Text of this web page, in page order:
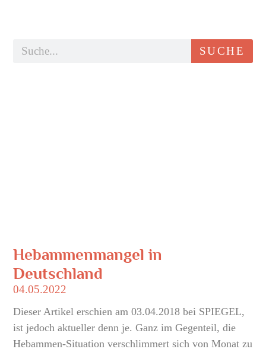
SUCHE
Hebammenmangel in
Deutschland
04.05.2022
Dieser Artikel erschien am 03.04.2018 bei SPIEGEL,
ist jedoch aktueller denn je. Ganz im Gegenteil, die
Hebammen-Situation verschlimmert sich von Monat zu